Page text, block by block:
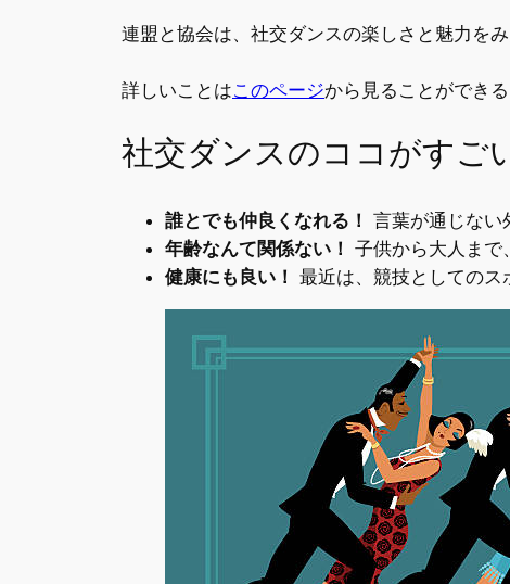
連盟と協会は、社交ダンスの楽しさと魅力
詳しいことはこのページから見ることができる
社交ダンスのココがすご
誰とでも仲良くなれる！ 言葉が通じない
年齢なんて関係ない！ 子供から大人まで
健康にも良い！ 最近は、競技としてのス